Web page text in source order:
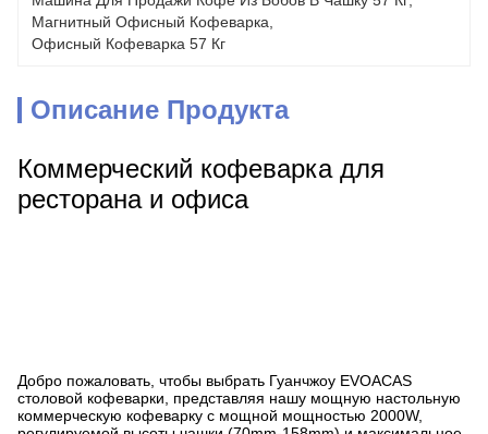
Магнитный Офисный Кофеварка
Офисный Кофеварка 57 Кг
Описание Продукта
Коммерческий кофеварка для
ресторана и офиса
Добро пожаловать, чтобы выбрать Гуанчжоу EVOACAS
столовой кофеварки, представляя нашу мощную настольную
коммерческую кофеварку с мощной мощностью 2000W,